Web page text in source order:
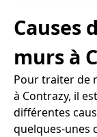
Causes
murs à
Pour traiter de
à Contrazy, il
différentes
quelques-unes